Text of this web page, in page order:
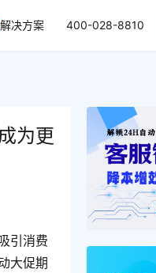
解决方案 400-028-8810
为更
引消费
大促期